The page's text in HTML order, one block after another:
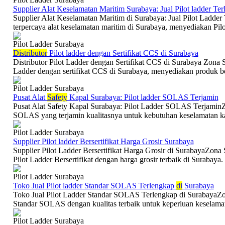
Supplier Alat Keselamatan Maritim Surabaya: Jual Pilot ladder
Supplier Alat Keselamatan Maritim di Surabaya: Jual Pilot
terpercaya alat keselamatan maritim di Surabaya, menyediakan
Pilot Ladder Surabaya
DistributorPilot ladder dengan Sertifikat CCS di Surabaya
Distributor Pilot Ladder dengan Sertifikat CCS di Surabaya Zona
Ladder dengan sertifikat CCS di Surabaya, menyediakan produk
Pilot Ladder Surabaya
Pusat Alat SafetyKapal Surabaya: Pilot ladder SOLAS Terjamin
Pusat Alat Safety Kapal Surabaya: Pilot Ladder SOLAS
SOLAS yang terjamin kualitasnya untuk kebutuhan keselamatan
Pilot Ladder Surabaya
Supplier Pilot ladder Bersertifikat Harga Grosir Surabaya
Supplier Pilot Ladder Bersertifikat Harga Grosir di SurabayaZona
Pilot Ladder Bersertifikat dengan harga grosir terbaik di
Pilot Ladder Surabaya
Toko Jual Pilot ladder Standar SOLAS Terlengkap di Surabaya
Toko Jual Pilot Ladder Standar SOLAS Terlengkap di
Standar SOLAS dengan kualitas terbaik untuk keperluan
Pilot Ladder Surabaya